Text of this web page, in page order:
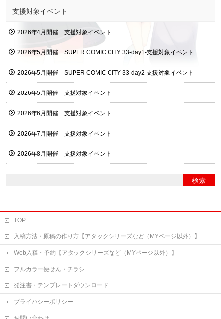
支援対象イベント
2026年4月開催 支援対象イベント
2026年5月開催 SUPER COMIC CITY 33-day1-支援対象イベント
2026年5月開催 SUPER COMIC CITY 33-day2-支援対象イベント
2026年5月開催 支援対象イベント
2026年6月開催 支援対象イベント
2026年7月開催 支援対象イベント
2026年8月開催 支援対象イベント
TOP
入稿方法・原稿の作り方【アタックシリーズなど（MYページ以外）】
Web入稿・予約【アタックシリーズなど（MYページ以外）】
フルカラー便せん・チラシ
発注書・テンプレートダウンロード
プライバシーポリシー